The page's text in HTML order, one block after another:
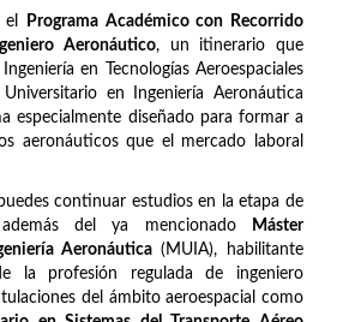
el
Programa Académico con Recorrido
Aeronáutico, un itinerario que
en Tecnologías Aeroespaciales
en Ingeniería Aeronáutica
especialmente diseñado para formar a
aeronáuticos que el mercado laboral
continuar estudios en la etapa de
del ya mencionado
Máster
Aeronáutica(MUIA), habilitante
la profesión regulada de ingeniero
del ámbito aeroespacial como